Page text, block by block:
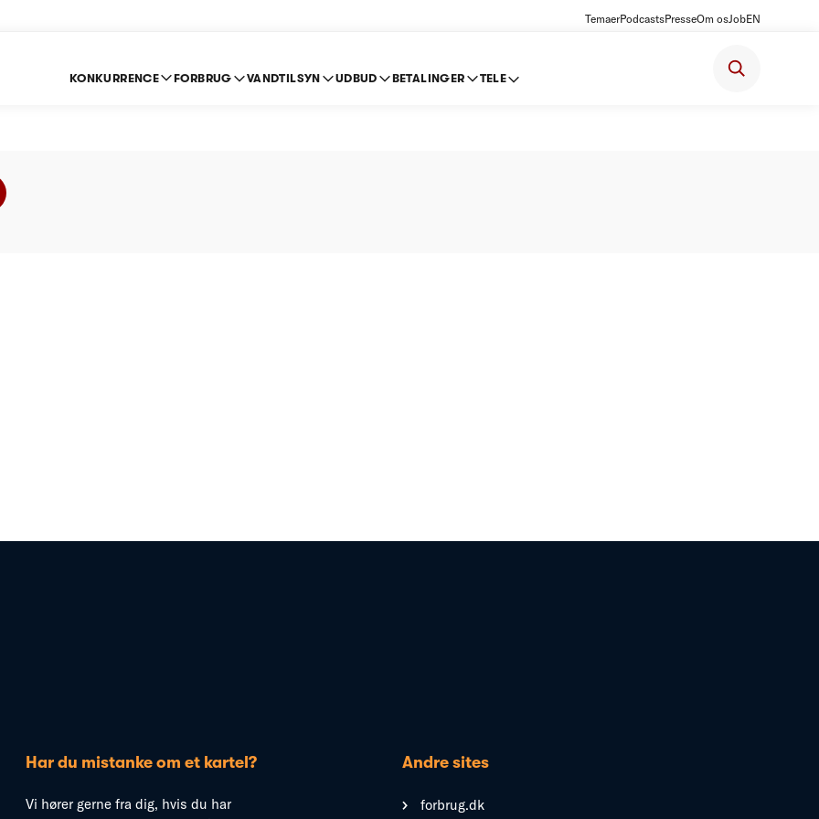
TemaerPodcastsPresseOm osJobEN
KONKURRENCE FORBRUG VANDTILSYN UDBUD BETALINGER TELE
Har du mistanke om et kartel?
Vi hører gerne fra dig, hvis du har
Andre sites
forbrug.dk